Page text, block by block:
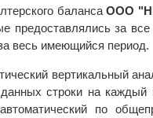
балансаООО
предоставлялись за
весь имеющийся период.
вертикальный
строки на
по